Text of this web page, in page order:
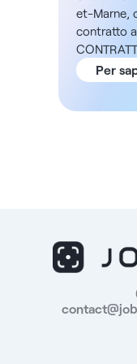
et-Marne,
contratto
pieno - 7j/
tratta di
Copertura
premium
fabbrica -
Per